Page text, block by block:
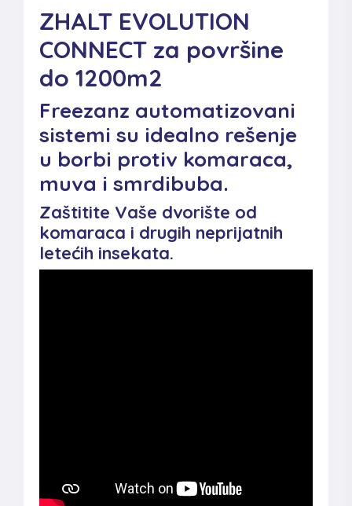
ZHALT EVOLUTION
CONNECT za površine
do 1200m2
Freezanz automatizovani
sistemi su idealno rešenje
u borbi protiv komaraca,
muva i smrdibuba.
Zaštitite Vaše dvorište od
komaraca i drugih neprijatnih
letećih insekata.